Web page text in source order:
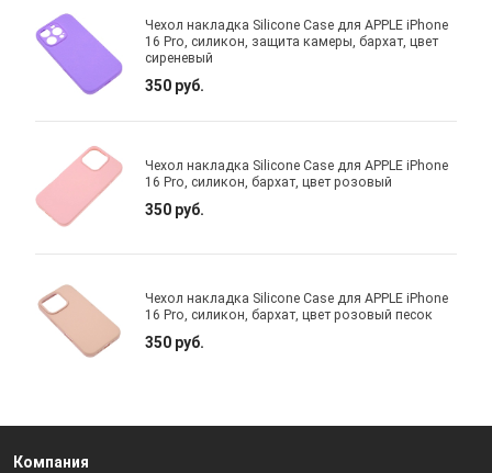
Чехол накладка Silicone Case для APPLE iPhone
16 Pro, силикон, защита камеры, бархат, цвет
сиреневый
350 руб.
Чехол накладка Silicone Case для APPLE iPhone
16 Pro, силикон, бархат, цвет розовый
350 руб.
Чехол накладка Silicone Case для APPLE iPhone
16 Pro, силикон, бархат, цвет розовый песок
350 руб.
Компания